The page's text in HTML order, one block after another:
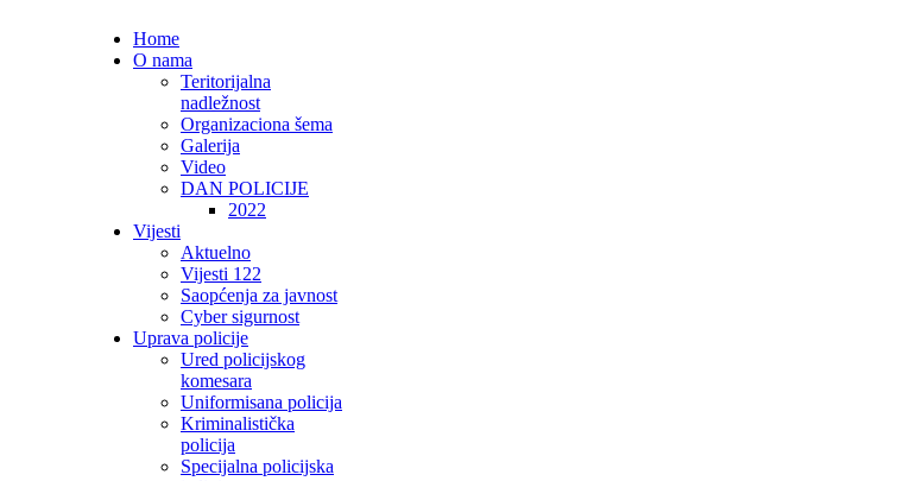
Home
O nama
Teritorijalna
nadležnost
Organizaciona šema
Galerija
Video
DAN POLICIJE
2022
Vijesti
Aktuelno
Vijesti 122
Saopćenja za javnost
Cyber sigurnost
Uprava policije
Ured policijskog
komesara
Uniformisana policija
Kriminalistička
policija
Specijalna policijska